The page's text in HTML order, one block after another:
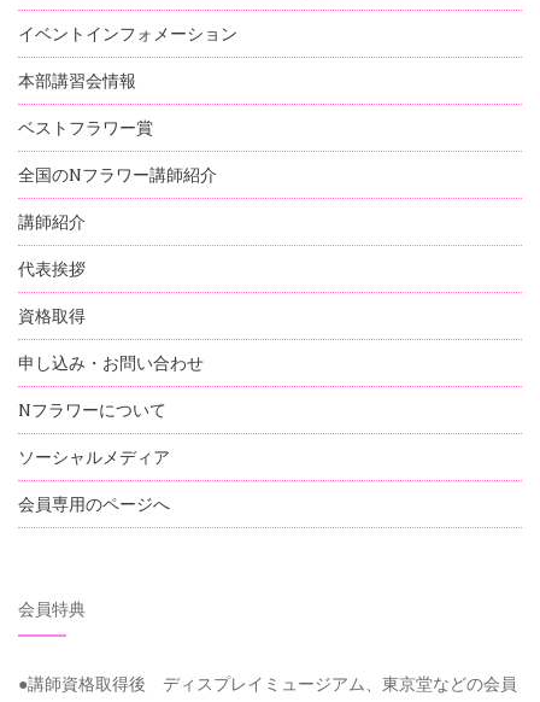
イベントインフォメーション
本部講習会情報
ベストフラワー賞
全国のNフラワー講師紹介
講師紹介
代表挨拶
資格取得
申し込み・お問い合わせ
Nフラワーについて
ソーシャルメディア
会員専用のページへ
会員特典
●講師資格取得後 ディスプレイミュージアム、東京堂などの会員